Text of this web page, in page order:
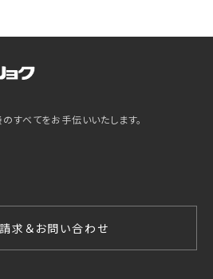
すべてをお手伝いいたします。
求＆お問い合わせ